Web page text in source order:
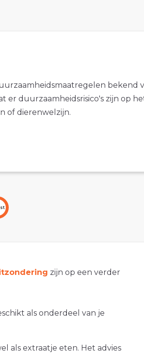
bekend
er duurzaamheidsrisico's zijn op
of dierenwelzijn.
zijn op een verder
als onderdeel van je
als extraatje eten. Het advies